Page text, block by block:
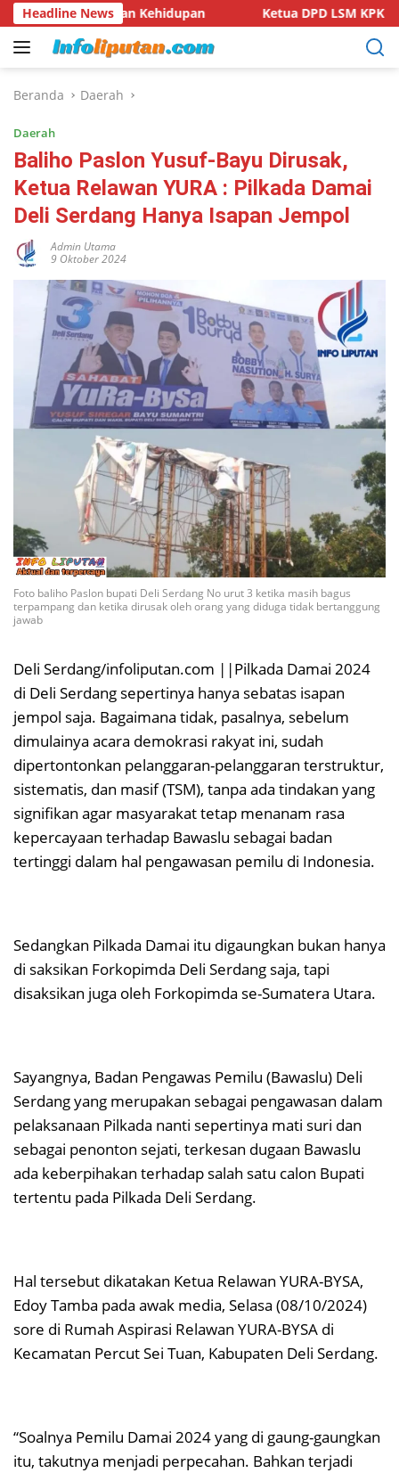
Langsung
ke
konten
Headline News
Kehidupan Ketua DPD LSM KPK RI Provinsi
Beranda Daerah
Daerah
Baliho Paslon Yusuf-Bayu Dirusak,
Ketua Relawan YURA : Pilkada Damai
Deli Serdang Hanya Isapan Jempol
Admin Utama
9 Oktober 2024
Foto baliho Paslon bupati Deli Serdang No urut 3 ketika masih bagus
terpampang dan ketika dirusak oleh orang yang diduga tidak bertanggung
jawab
Deli Serdang/infoliputan.com ||Pilkada Damai 2024
di Deli Serdang sepertinya hanya sebatas isapan
jempol saja. Bagaimana tidak, pasalnya, sebelum
dimulainya acara demokrasi rakyat ini, sudah
dipertontonkan pelanggaran-pelanggaran terstruktur,
sistematis, dan masif (TSM), tanpa ada tindakan yang
signifikan agar masyarakat tetap menanam rasa
kepercayaan terhadap Bawaslu sebagai badan
tertinggi dalam hal pengawasan pemilu di Indonesia.
Sedangkan Pilkada Damai itu digaungkan bukan hanya
di saksikan Forkopimda Deli Serdang saja, tapi
disaksikan juga oleh Forkopimda se-Sumatera Utara.
Sayangnya, Badan Pengawas Pemilu (Bawaslu) Deli
Serdang yang merupakan sebagai pengawasan dalam
pelaksanaan Pilkada nanti sepertinya mati suri dan
sebagai penonton sejati, terkesan dugaan Bawaslu
ada keberpihakan terhadap salah satu calon Bupati
tertentu pada Pilkada Deli Serdang.
Hal tersebut dikatakan Ketua Relawan YURA-BYSA,
Edoy Tamba pada awak media, Selasa (08/10/2024)
sore di Rumah Aspirasi Relawan YURA-BYSA di
Kecamatan Percut Sei Tuan, Kabupaten Deli Serdang.
“Soalnya Pemilu Damai 2024 yang di gaung-gaungkan
itu, takutnya menjadi perpecahan. Bahkan terjadi